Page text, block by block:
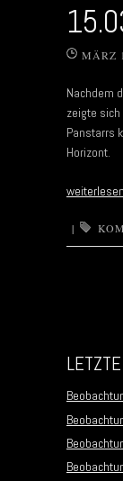
MÄRZ
Nachdem
zeigte
Panstarrs
Horizont.
|